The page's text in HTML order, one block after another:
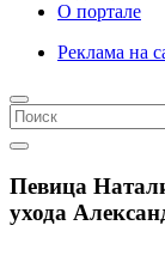
О портале
Реклама на
Певица
ухода